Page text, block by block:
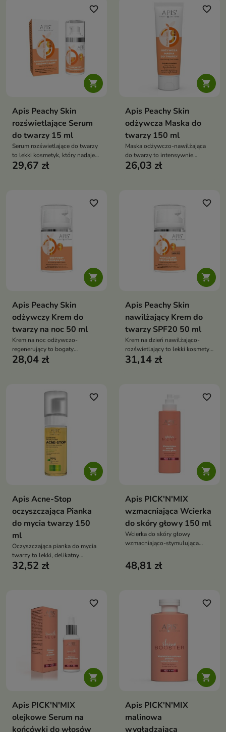

favorite_border
Apis Peachy Skin
rozświetlające Serum
do twarzy 15 ml
Serum rozświetlające do twarzy
to lekki kosmetyk, który nadaje
skórze efekt „lśniącej tafli”,
29,67 zł

favorite_border
Apis Peachy Skin
odżywcza Maska do
twarzy 150 ml
Maska odżywczo-nawilżająca
do twarzy to intensywnie
regenerujący kosmetyk, który
26,03 zł

favorite_border
Apis Peachy Skin
odżywczy Krem do
twarzy na noc 50 ml
Krem na noc odżywczo-
regenerujący to bogaty
kosmetyk, który intensywnie
blask, dzięki czemu rano
28,04 zł

favorite_border
Apis Peachy Skin
nawilżający Krem do
twarzy SPF20 50 ml
Krem na dzień nawilżająco-
rozświetlający to lekki kosmetyk,
który intensywnie nawilża,
31,14 zł

favorite_border
Apis Acne-Stop
oczyszczająca Pianka
do mycia twarzy 150
ml
Oczyszczająca pianka do mycia
twarzy to lekki, delikatny
kosmetyk do codziennego
nadmiar sebum, jednocześnie
nawilżając i łagodząc skórę
32,52 zł

favorite_border
Apis PICK'N'MIX
wzmacniająca Wcierka
do skóry głowy 150 ml
Wcierka do skóry głowy
wzmacniająco-stymulująca
zaawansowany kosmetyk, który
pobudza cebulki, ogranicza
poprawia kondycję włosów i
przywraca im zdrowy wygląd
48,81 zł

favorite_border
Apis PICK'N'MIX
olejkowe Serum na
końcówki do włosów

favorite_border
Apis PICK'N'MIX
malinowa
wygładzająca